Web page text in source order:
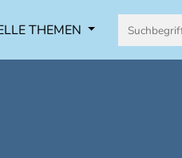
THEMEN